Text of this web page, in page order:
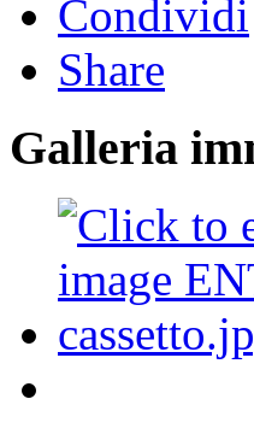
Condividi
Share
Galleria